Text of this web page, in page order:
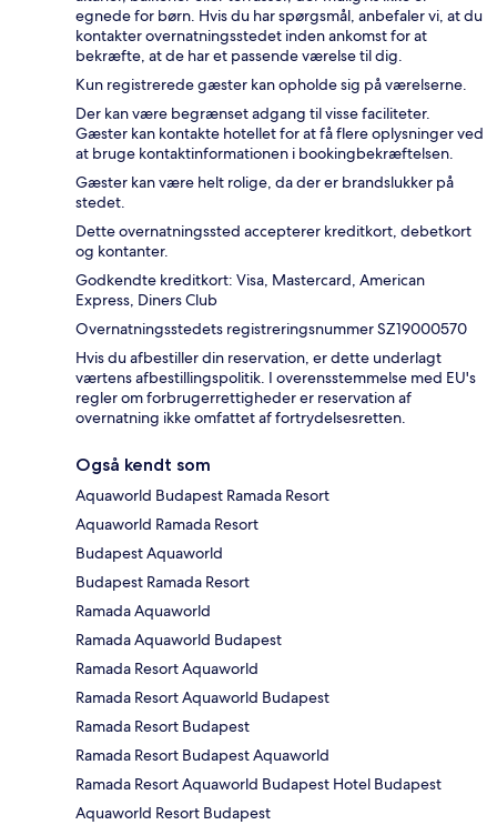
egnede for børn. Hvis du har spørgsmål, anbefaler vi, at du
kontakter overnatningsstedet inden ankomst for at
bekræfte, at de har et passende værelse til dig.
Kun registrerede gæster kan opholde sig på værelserne.
Der kan være begrænset adgang til visse faciliteter.
Gæster kan kontakte hotellet for at få flere oplysninger ved
at bruge kontaktinformationen i bookingbekræftelsen.
Gæster kan være helt rolige, da der er brandslukker på
stedet.
Dette overnatningssted accepterer kreditkort, debetkort
og kontanter.
Godkendte kreditkort: Visa, Mastercard, American
Express, Diners Club
Overnatningsstedets registreringsnummer SZ19000570
Hvis du afbestiller din reservation, er dette underlagt
værtens afbestillingspolitik. I overensstemmelse med EU's
regler om forbrugerrettigheder er reservation af
overnatning ikke omfattet af fortrydelsesretten.
Også kendt som
Aquaworld Budapest Ramada Resort
Aquaworld Ramada Resort
Budapest Aquaworld
Budapest Ramada Resort
Ramada Aquaworld
Ramada Aquaworld Budapest
Ramada Resort Aquaworld
Ramada Resort Aquaworld Budapest
Ramada Resort Budapest
Ramada Resort Budapest Aquaworld
Ramada Resort Aquaworld Budapest Hotel Budapest
Aquaworld Resort Budapest